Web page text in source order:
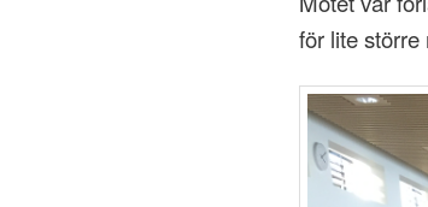
för lite större